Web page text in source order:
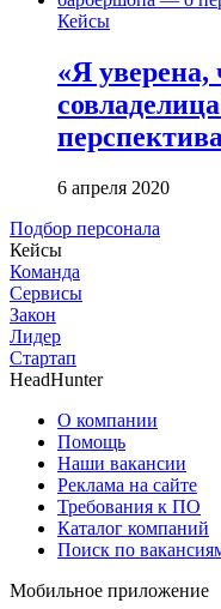
Кейсы
«Я уверена,
6 апреля 2020
Подбор персонала
Кейсы
Команда
Сервисы
Закон
Лидер
Стартап
HeadHunter
О компании
Помощь
Наши вакансии
Реклама на сайте
Требования к ПО
Каталог компаний
Поиск по
Мобильное приложение